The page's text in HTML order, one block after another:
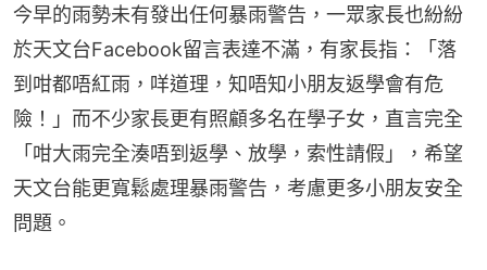
今早的雨勢未有發出任何暴雨警告，一眾家長也紛紛
於天文台Facebook留言表達不滿，有家長指：「落
到咁都唔紅雨，咩道理，知唔知小朋友返學會有危
險！」而不少家長更有照顧多名在學子女，直言完全
「咁大雨完全湊唔到返學、放學，索性請假」，希望
天文台能更寬鬆處理暴雨警告，考慮更多小朋友安全
問題。